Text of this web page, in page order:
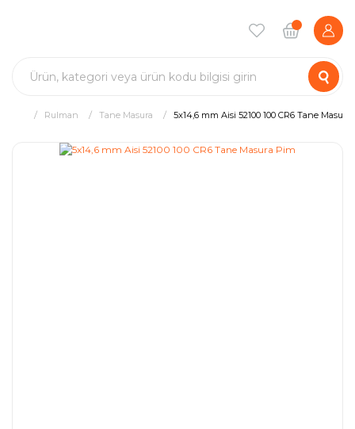
Rulman Tane Masura 5x14,6 mm Aisi 52100 100 CR6 Tane